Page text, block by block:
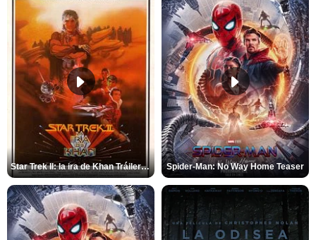
Star Trek II: la ira de Khan Tráiler VO Spider-Man: No Way Home Teaser